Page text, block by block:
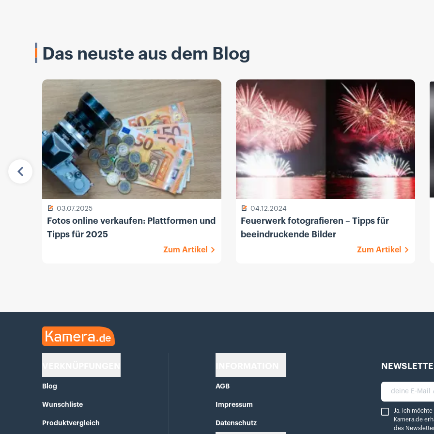
Das neuste aus dem Blog
Vorherige
03.07.2025
Fotos online verkaufen: Plattformen und
Tipps für 2025
Zum Artikel
04.12.2024
Feuerwerk fotografieren – Tipps für
beeindruckende Bilder
Zum Artikel
Kamera.de
Blog
Wunschliste
Produktvergleich
AGB
Impressum
Datenschutz
deine E-Mail
Ja, ich möchte
Ja, ich
Kamera.de
des